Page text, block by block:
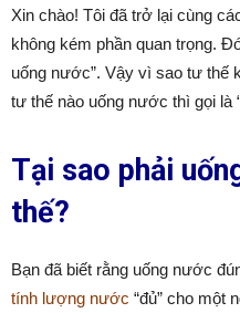
Xin chào! Tôi đã trở lại cùng
không kém phần quan trọng.
uống nước”. Vậy vì sao tư thế
tư thế nào uống nước thì gọi là
Tại sao phải
thế?
Bạn đã biết rằng uống nước
tính lượng nước “đủ” cho một